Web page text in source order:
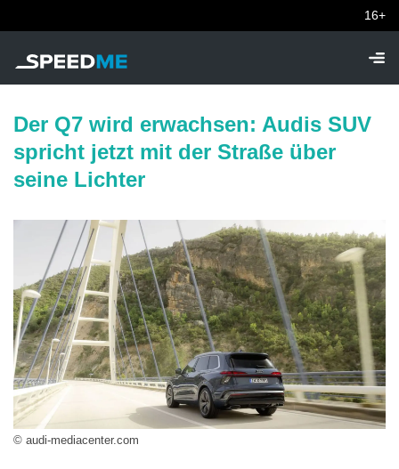
16+
Der Q7 wird erwachsen: Audis SUV
spricht jetzt mit der Straße über
seine Lichter
© audi-mediacenter.com